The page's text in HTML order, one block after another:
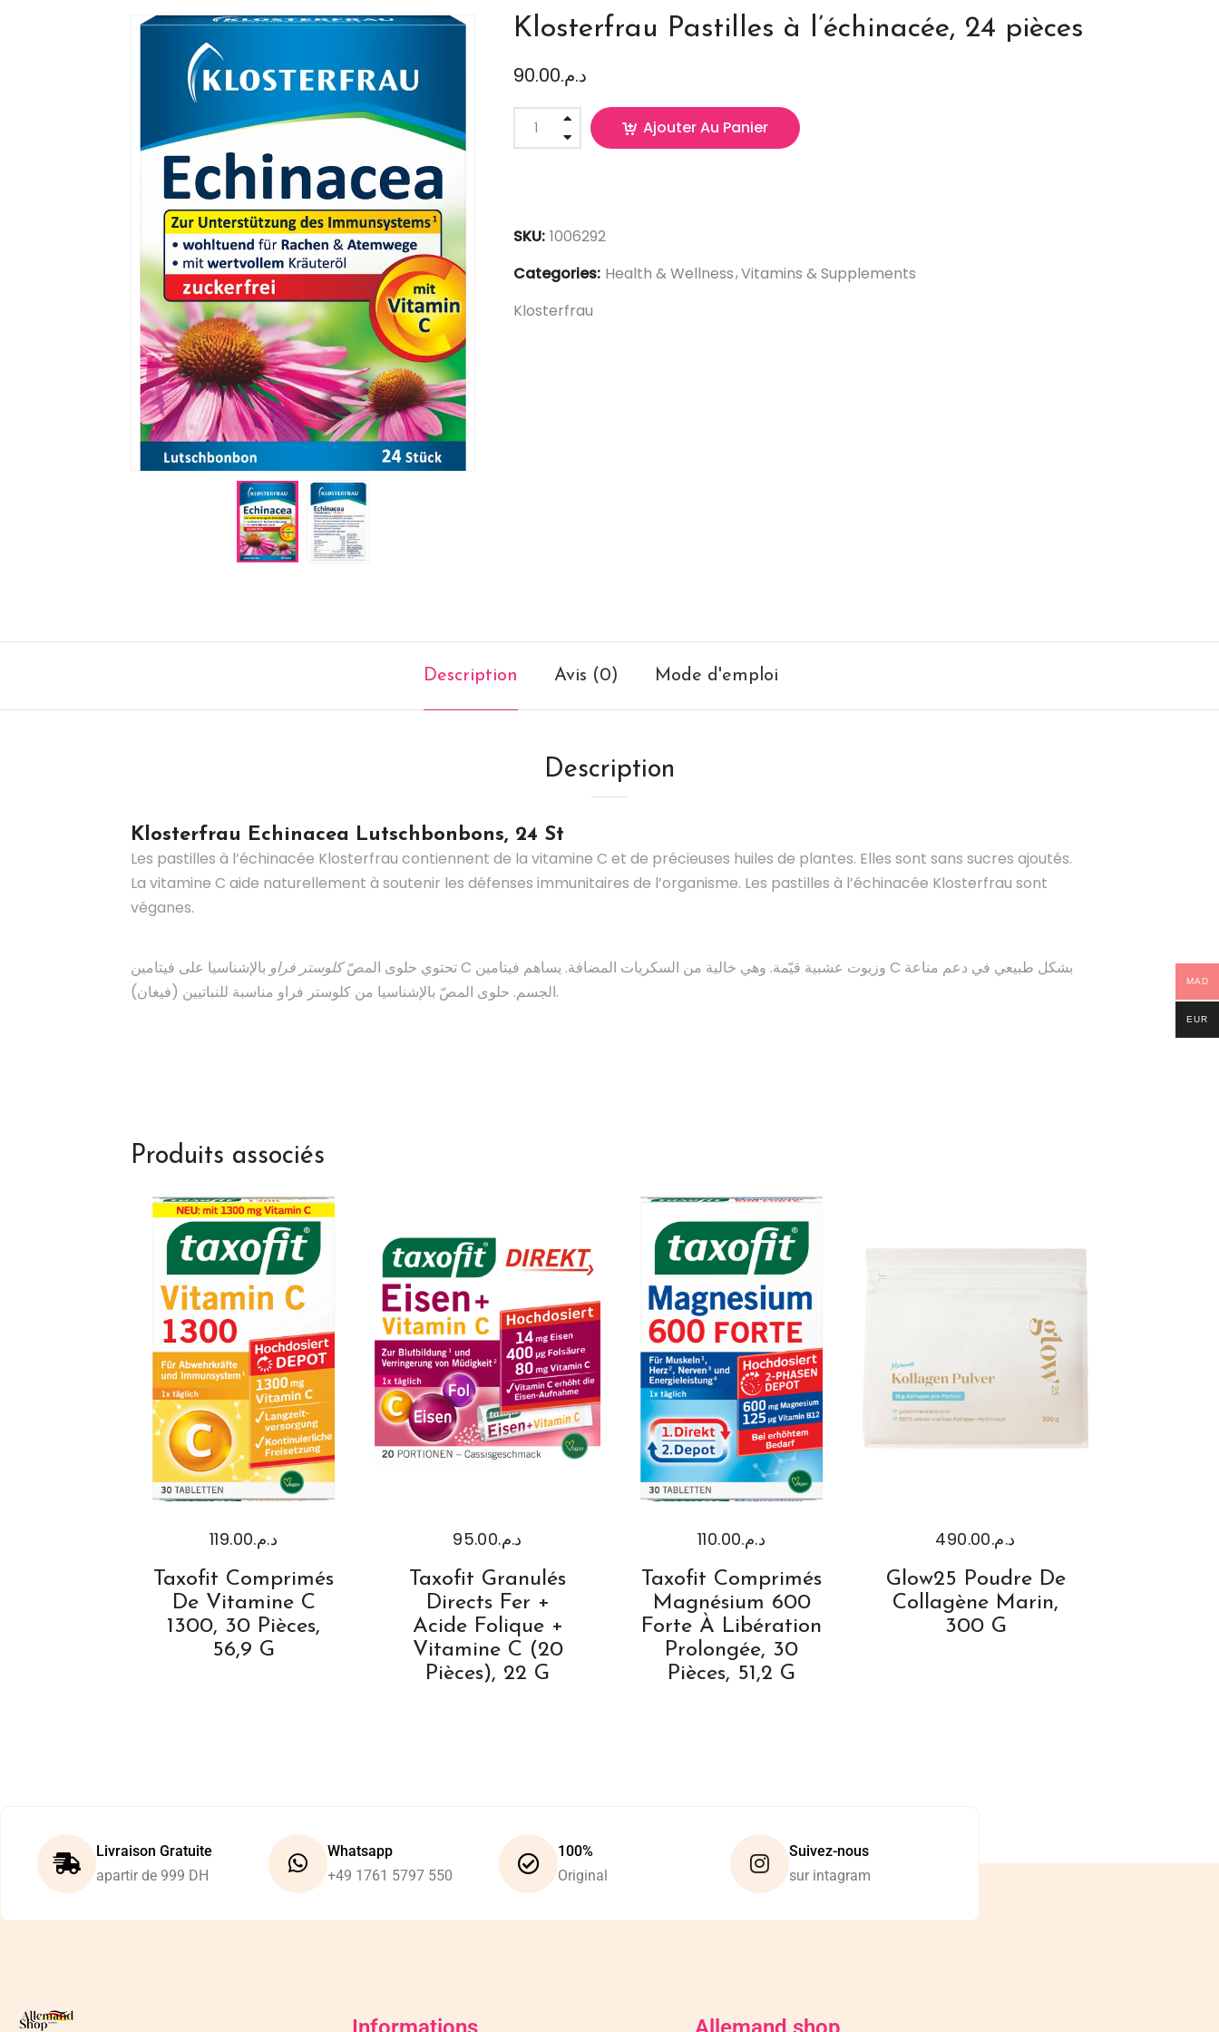
Klosterfrau Pastilles à l’échinacée, 24 pièces
د.م.90.00
Ajouter Au Panier
SKU: 1006292
Categories: Health & Wellness Vitamins & Supplements
Klosterfrau
Description Avis (0) Mode d'emploi
Description
Klosterfrau
Echinacea Lutschbonbons, 24 St
Les pastilles à l’échinacée Klosterfrau contiennent de la vitamine C et de précieuses huiles de plantes. Elles sont sans sucres ajoutés.
La vitamine C aide naturellement à soutenir les défenses immunitaires de l’organisme. Les pastilles à l’échinacée Klosterfrau sont
véganes.
تحتوي حلوى المصّكلوستر فراو بالإشناسيا على فيتامين C وزيوت عشبية قيّمة. وهي خالية من السكريات المضافة. يساهم فيتامين C بشكل طبيعي في دعم مناعة
الجسم. حلوى المصّ بالإشناسيا من كلوستر فراو مناسبة للنباتيين (فيغان).
Produits associés
د.م.119.00
Taxofit Comprimés
De Vitamine C
1300, 30 Pièces,
56,9 G
د.م.95.00
Taxofit Granulés
Directs Fer +
Acide Folique +
Vitamine C (20
Pièces), 22 G
د.م.110.00
Taxofit Comprimés
Magnésium 600
Forte À Libération
Prolongée, 30
Pièces, 51,2 G
د.م.490.00
Glow25 Poudre De
Collagène Marin,
300 G
Livraison Gratuite
apartir de 999 DH
Whatsapp
+49 1761 5797 550
100%
Original
Suivez-nous
sur intagram
MAD
EUR